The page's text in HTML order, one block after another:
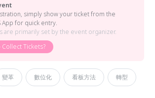
simply show your ticket from the
App for quick entry.
are primarily set by the event organizer.
Collect Tickets?
變革 數位化 看板方法 轉型